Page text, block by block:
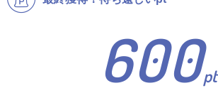
600pt